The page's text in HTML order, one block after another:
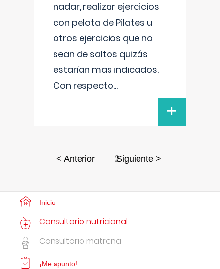
nadar, realizar ejercicios
con pelota de Pilates u
otros ejercicios que no
sean de saltos quizás
estarían mas indicados.
Con respecto...
+
< Anterior 2Siguiente >
Inicio
Consultorio nutricional
Consultorio matrona
¡Me apunto!